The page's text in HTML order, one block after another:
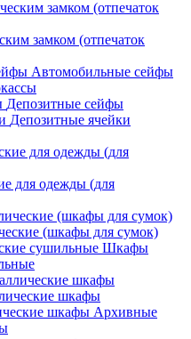
замком (отпечаток
Автомобильные сейфы
Депозитные сейфы
Депозитные ячейки
для одежды (для
(шкафы для сумок)
Шкафы
шкафы
Архивные